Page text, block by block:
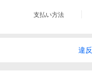
支払い方法
違反